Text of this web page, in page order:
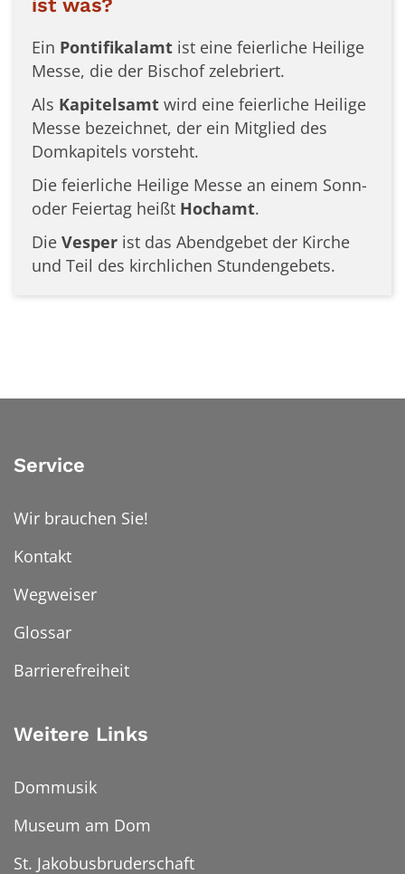
ist was?
Ein Pontifikalamt ist eine feierliche Heilige
Messe, die der Bischof zelebriert.
Als Kapitelsamt wird eine feierliche Heilige
Messe bezeichnet, der ein Mitglied des
Domkapitels vorsteht.
Die feierliche Heilige Messe an einem Sonn-
oder Feiertag heißt Hochamt.
Die Vesper ist das Abendgebet der Kirche
und Teil des kirchlichen Stundengebets.
Service
Wir brauchen Sie!
Kontakt
Wegweiser
Glossar
Barrierefreiheit
Weitere Links
Dommusik
Museum am Dom
St. Jakobusbruderschaft